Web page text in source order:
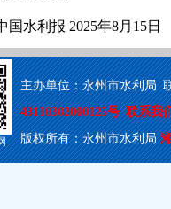
国水利报 2025年8月15日
主办单位：永州市水利局
43110302000125号 联系我
版权所有：永州市水利局